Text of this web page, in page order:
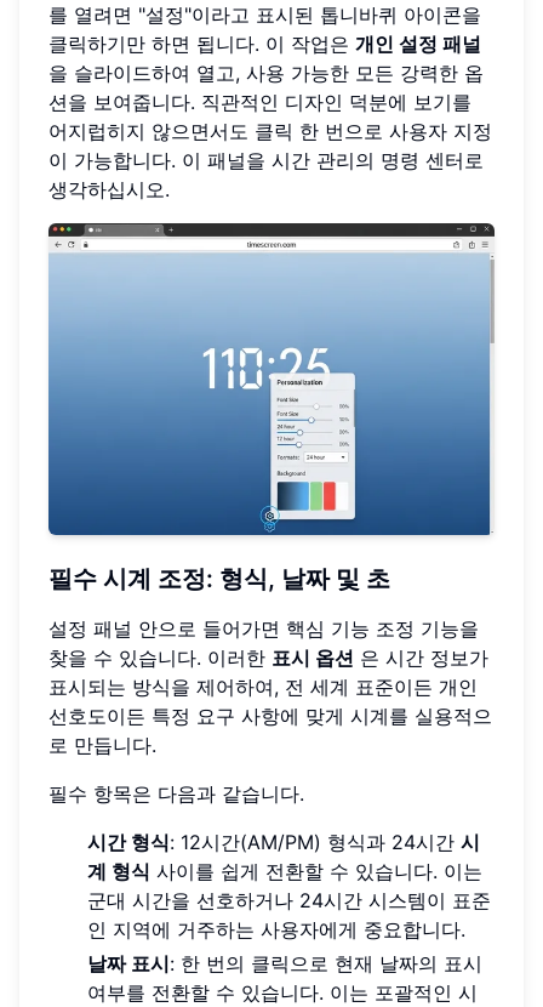
를 열려면 "설정"이라고 표시된 톱니바퀴 아이콘을
클릭하기만 하면 됩니다. 이 작업은 개인 설정 패널
을 슬라이드하여 열고, 사용 가능한 모든 강력한 옵
션을 보여줍니다. 직관적인 디자인 덕분에 보기를
어지럽히지 않으면서도 클릭 한 번으로 사용자 지정
이 가능합니다. 이 패널을 시간 관리의 명령 센터로
생각하십시오.
필수 시계 조정: 형식, 날짜 및 초
설정 패널 안으로 들어가면 핵심 기능 조정 기능을
찾을 수 있습니다. 이러한 표시 옵션 은 시간 정보가
표시되는 방식을 제어하여, 전 세계 표준이든 개인
선호도이든 특정 요구 사항에 맞게 시계를 실용적으
로 만듭니다.
필수 항목은 다음과 같습니다.
시간 형식: 12시간(AM/PM) 형식과 24시간 시
계 형식 사이를 쉽게 전환할 수 있습니다. 이는
군대 시간을 선호하거나 24시간 시스템이 표준
인 지역에 거주하는 사용자에게 중요합니다.
날짜 표시: 한 번의 클릭으로 현재 날짜의 표시
여부를 전환할 수 있습니다. 이는 포괄적인 시